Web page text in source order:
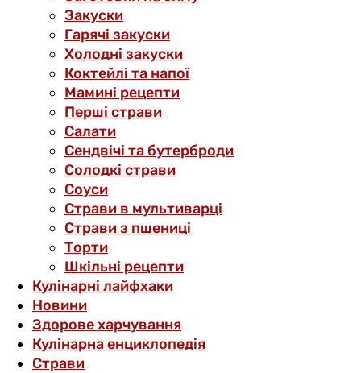
Закуски
Гарячі закуски
Холодні закуски
Коктейлі та напої
Мамині рецепти
Перші страви
Салати
Сендвічі та бутерброди
Солодкі страви
Соуси
Страви в мультиварці
Страви з пшениці
Торти
Шкільні рецепти
Кулінарні лайфхаки
Новини
Здорове харчування
Кулінарна енциклопедія
Страви